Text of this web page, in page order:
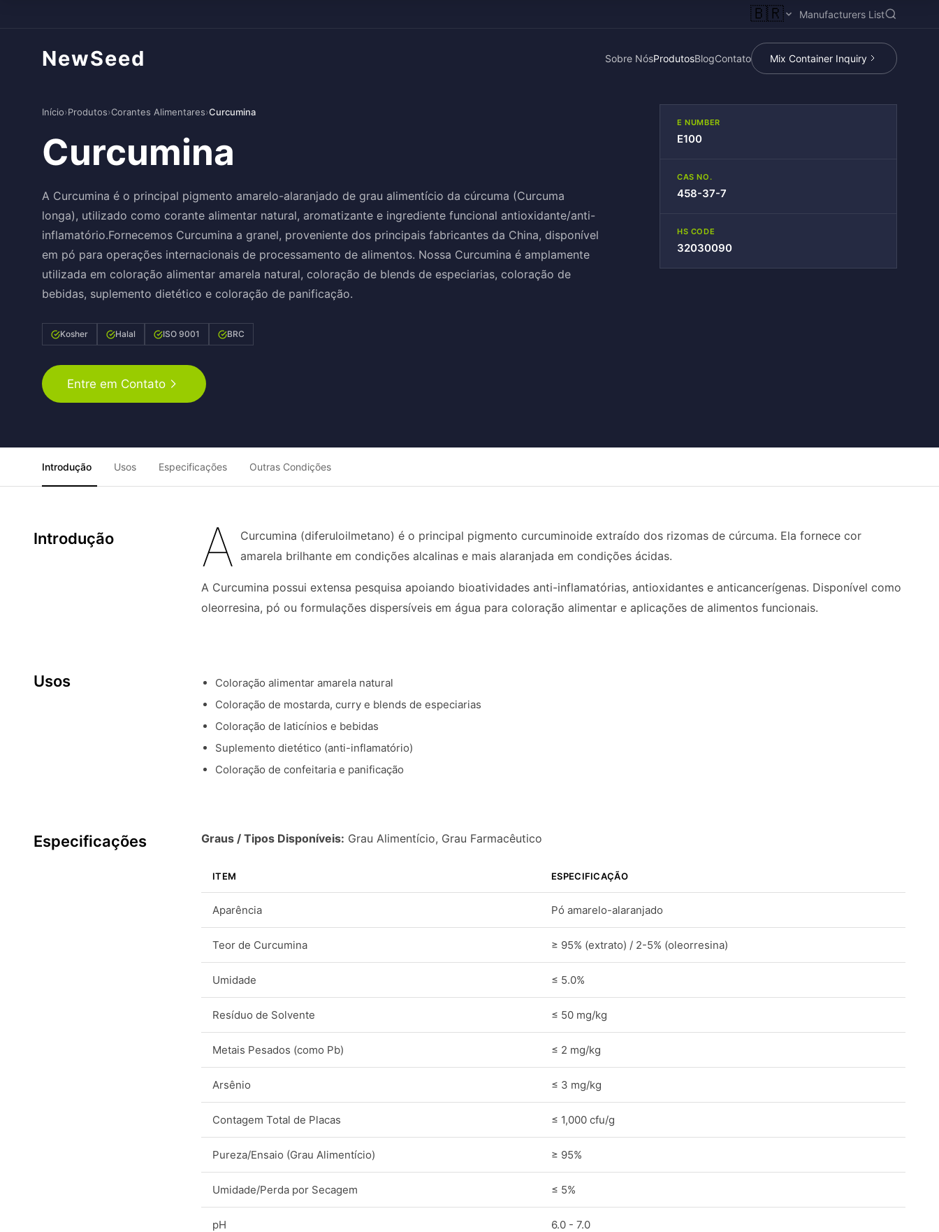
🇧🇷 Manufacturers List
NewSeed Sobre NósProdutosBlogContato Mix Container Inquiry
Início›Produtos›Corantes Alimentares›Curcumina
Curcumina
A Curcumina é o principal pigmento amarelo-alaranjado de grau alimentício da cúrcuma (Curcuma
longa), utilizado como corante alimentar natural, aromatizante e ingrediente funcional antioxidante/anti-
inflamatório.Fornecemos Curcumina a granel, proveniente dos principais fabricantes da China, disponível
em pó para operações internacionais de processamento de alimentos. Nossa Curcumina é amplamente
utilizada em coloração alimentar amarela natural, coloração de blends de especiarias, coloração de
bebidas, suplemento dietético e coloração de panificação.
Kosher Halal ISO 9001 BRC
Entre em Contato
E NUMBER
E100
CAS NO.
458-37-7
HS CODE
32030090
Introdução Usos Especificações Outras Condições
Introdução A Curcumina (diferuloilmetano) é o principal pigmento curcuminoide extraído dos rizomas de cúrcuma. Ela fornece cor
amarela brilhante em condições alcalinas e mais alaranjada em condições ácidas.
A Curcumina possui extensa pesquisa apoiando bioatividades anti-inflamatórias, antioxidantes e anticancerígenas. Disponível como
oleorresina, pó ou formulações dispersíveis em água para coloração alimentar e aplicações de alimentos funcionais.
Usos
Coloração alimentar amarela natural
Coloração de mostarda, curry e blends de especiarias
Coloração de laticínios e bebidas
Suplemento dietético (anti-inflamatório)
Coloração de confeitaria e panificação
Especificações Graus / Tipos Disponíveis: Grau Alimentício, Grau Farmacêutico
ITEM ESPECIFICAÇÃO
Aparência Pó amarelo-alaranjado
Teor de Curcumina ≥ 95% (extrato) / 2-5% (oleorresina)
Umidade ≤ 5.0%
Resíduo de Solvente ≤ 50 mg/kg
Metais Pesados (como Pb) ≤ 2 mg/kg
Arsênio ≤ 3 mg/kg
Contagem Total de Placas ≤ 1,000 cfu/g
Pureza/Ensaio (Grau Alimentício) ≥ 95%
Umidade/Perda por Secagem ≤ 5%
pH 6.0 - 7.0